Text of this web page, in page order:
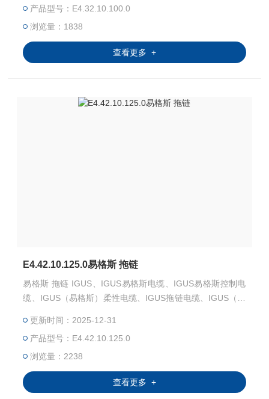
产品型号：E4.32.10.100.0
浏览量：1838
查看更多 +
E4.42.10.125.0易格斯 拖链
易格斯 拖链 IGUS、IGUS易格斯电缆、IGUS易格斯控制电
缆、IGUS（易格斯）柔性电缆、IGUS拖链电缆、IGUS（易
缆、德国IGUS（易格斯）、IGUS电缆、IGUS柔性电缆、IG
US动力电缆、IGUS控制电缆、IGUS伺服电缆、IGUS拖链
电缆、
更新时间：2025-12-31
产品型号：E4.42.10.125.0
浏览量：2238
查看更多 +